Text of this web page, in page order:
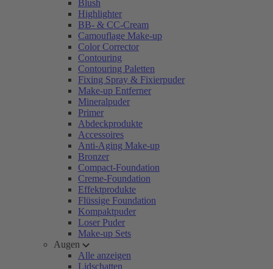
Blush
Highlighter
BB- & CC-Cream
Camouflage Make-up
Color Corrector
Contouring
Contouring Paletten
Fixing Spray & Fixierpuder
Make-up Entferner
Mineralpuder
Primer
Abdeckprodukte
Accessoires
Anti-Aging Make-up
Bronzer
Compact-Foundation
Creme-Foundation
Effektprodukte
Flüssige Foundation
Kompaktpuder
Loser Puder
Make-up Sets
Augen
Alle anzeigen
Lidschatten